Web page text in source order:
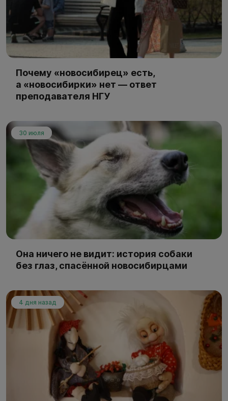
Почему «новосибирец» есть,
а «новосибирки» нет — ответ
преподавателя НГУ
30 июля
Она ничего не видит: история собаки
без глаз, спасённой новосибирцами
4 дня назад